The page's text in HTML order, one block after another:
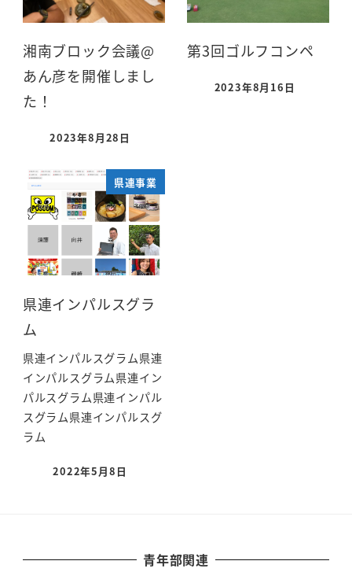
湘南ブロック会議@
あん彦を開催しまし
た！
2023年8月28日
第3回ゴルフコンペ
2023年8月16日
県連事業
県連インパルスグラ
ム
県連インパルスグラム県連
インパルスグラム県連イン
パルスグラム県連インパル
スグラム県連インパルスグ
ラム
2022年5月8日
青年部関連